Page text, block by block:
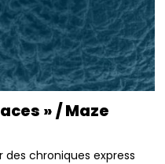
» / Maze
chroniques express